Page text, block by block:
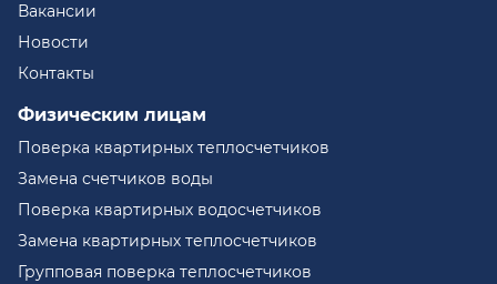
Вакансии
Новости
Контакты
Физическим лицам
Поверка квартирных теплосчетчиков
Замена счетчиков воды
Поверка квартирных водосчетчиков
Замена квартирных теплосчетчиков
Групповая поверка теплосчетчиков